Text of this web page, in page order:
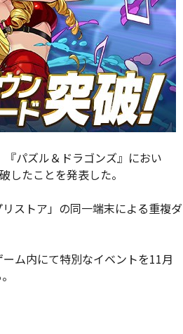
パズル＆ドラゴンズ』におい
たことを発表した。
ストア」の同一端末による重複ダ
ム内にて特別なイベントを11月